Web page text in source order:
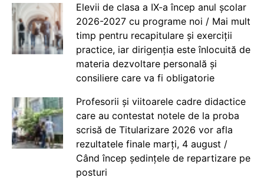
Elevii de clasa a IX-a încep anul școlar
2026-2027 cu programe noi / Mai mult
timp pentru recapitulare și exerciții
practice, iar dirigenția este înlocuită de
materia dezvoltare personală și
consiliere care va fi obligatorie
Profesorii și viitoarele cadre didactice
care au contestat notele de la proba
scrisă de Titularizare 2026 vor afla
rezultatele finale marți, 4 august /
Când încep ședințele de repartizare pe
posturi